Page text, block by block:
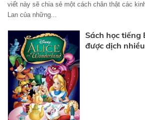
viết này sẽ chia sẻ một cách chân thật các
Lan của những...
Sách học tiếng
được dịch